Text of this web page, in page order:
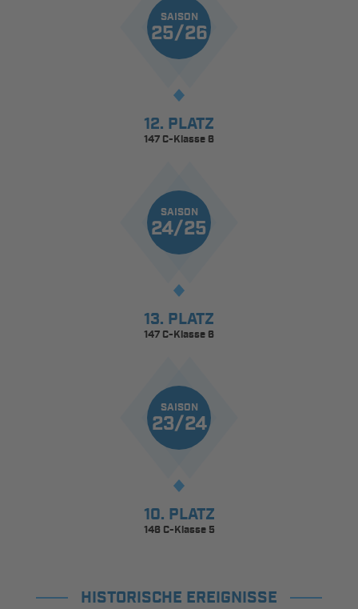
SAISON
25/26
12. PLATZ
147 C-Klasse 6
SAISON
24/25
13. PLATZ
147 C-Klasse 6
SAISON
23/24
10. PLATZ
146 C-Klasse 5
HISTORISCHE EREIGNISSE